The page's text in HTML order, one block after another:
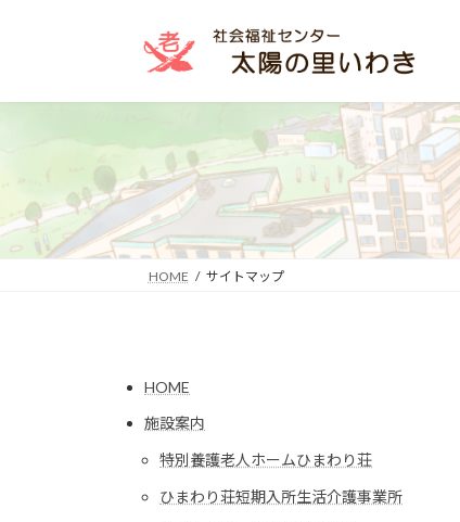
ッ
プ
移
動
HOME サイトマップ
HOME
施設案内
特別養護老人ホームひまわり荘
ひまわり荘短期入所生活介護事業所